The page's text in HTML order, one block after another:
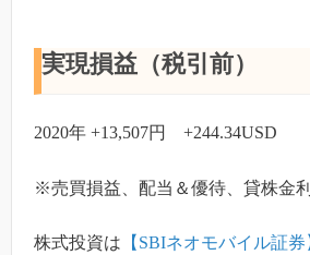
実現損益（税引前）
2020年 +13,507円 +244.34USD
※売買損益、配当＆優待、貸株金
株式投資は 【SBIネオモバイル証券